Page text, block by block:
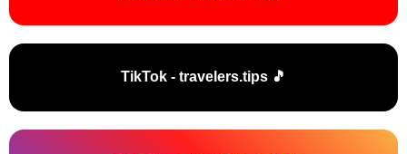
🎵 TikTok - travelers.tips